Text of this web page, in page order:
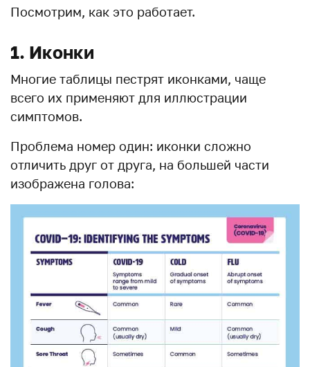
Посмотрим, как это работает.
1. Иконки
Многие таблицы пестрят иконками, чаще
всего их применяют для иллюстрации
симптомов.
Проблема номер один: иконки сложно
отличить друг от друга, на большей части
изображена голова: